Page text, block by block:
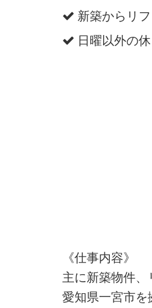
新築からリ
日曜以外の
《仕事内容》
主に新築物件、
愛知県一宮市を